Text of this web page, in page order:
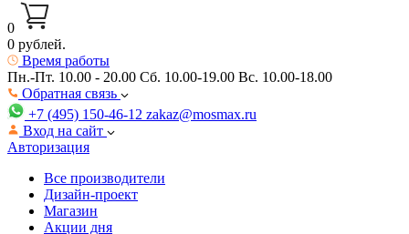
0
0 рублей.
Время работы
Пн.-Пт. 10.00 - 20.00 Сб. 10.00-19.00 Вс. 10.00-18.00
Обратная связь
+7 (495) 150-46-12 zakaz@mosmax.ru
Вход на сайт
Авторизация
Все производители
Дизайн-проект
Магазин
Акции дня